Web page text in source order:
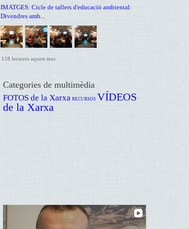
IMATGES: Cicle de tallers d'educació ambiental:
Divendres amb...
118 lectures aquest mes
Categories de multimèdia
FOTOS de la Xarxa RECURSOS VÍDEOS
de la Xarxa